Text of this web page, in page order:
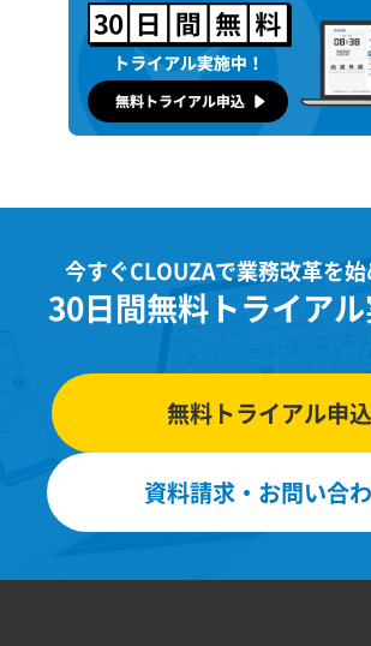
今すぐCLOUZAで業務改革を
30日間無料トライアル
無料トライアル申込
資料請求・お問い合